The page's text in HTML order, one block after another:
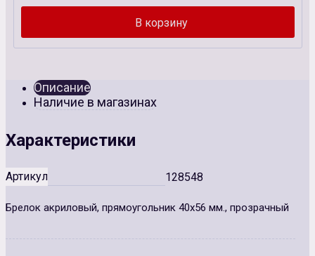
Описание
Наличие в магазинах
Характеристики
Артикул 128548
Брелок акриловый, прямоугольник 40х56 мм., прозрачный